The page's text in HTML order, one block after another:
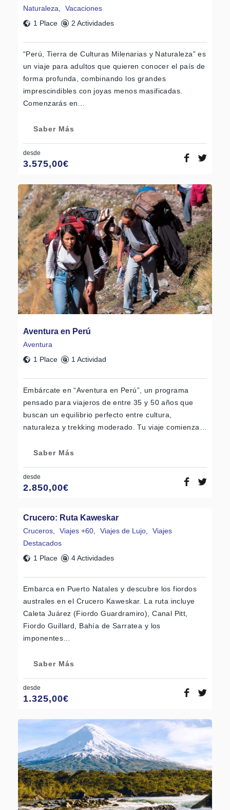
Naturaleza
Vacaciones
1 Place
2 Actividades
“Perú, Tierra de Culturas Milenarias y Naturaleza” es
un viaje para adultos que quieren conocer el país de
forma profunda, combinando los grandes
imprescindibles con joyas menos masificadas.
Comenzarás en…
Saber Más
desde
3.575,00€
Aventura en Perú
Aventura
1 Place
1 Actividad
Embárcate en “Aventura en Perú”, un programa
pensado para viajeros de entre 35 y 50 años que
buscan un equilibrio perfecto entre cultura,
naturaleza y trekking moderado. Tu viaje comienza…
Saber Más
desde
2.850,00€
Crucero: Ruta Kaweskar
Cruceros Viajes +60 Viajes de Lujo
Viajes
Destacados
1 Place
4 Actividades
Embarca en Puerto Natales y descubre los fiordos
australes en el Crucero Kaweskar. La ruta incluye
Caleta Juárez (Fiordo Guardramiro), Canal Pitt,
Fiordo Guillard, Bahía de Sarratea y los
imponentes…
Saber Más
desde
1.325,00€